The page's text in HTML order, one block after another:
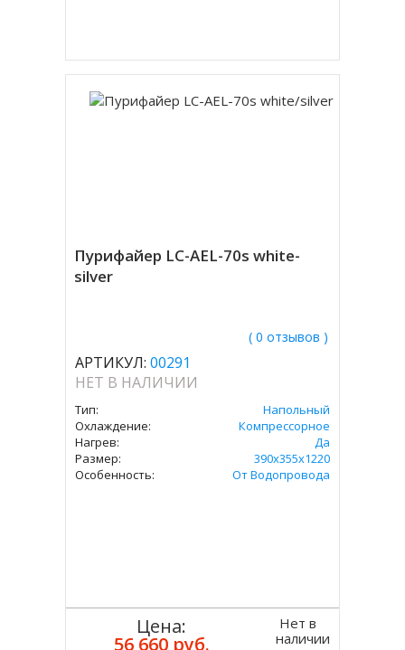
Пурифайер LC-AEL-70s white-
silver
( 0 отзывов )
АРТИКУЛ: 00291
НЕТ В НАЛИЧИИ
Тип:
Напольный
Охлаждение:
Компрессорное
Нагрев:
Да
Размер:
390x355x1220
Особенность:
От Водопровода
Цена:
56 660 руб.
Нет в
наличии